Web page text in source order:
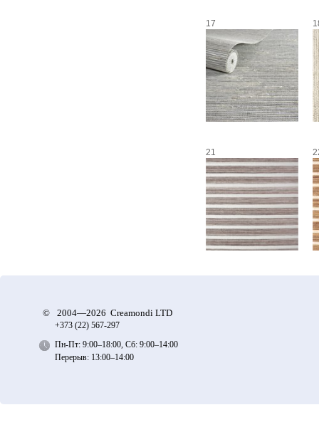
17
21
© 2004—2026 Creamondi LTD
+373 (22) 567-297
Пн-Пт: 9:00–18:00, Сб: 9:00–14:00
Перерыв: 13:00–14:00